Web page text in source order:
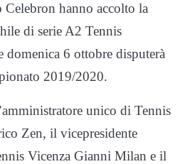
hanno accolto la
di serie A2 Tennis
domenica 6 ottobre disputerà
2019/2020.
unico di Tennis
Zen, il vicepresidente
Vicenza Gianni Milan e il